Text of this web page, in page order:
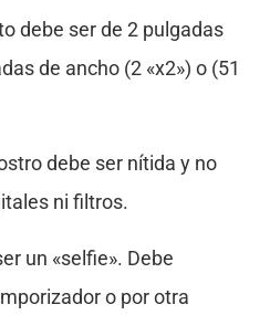
debe ser de 2 pulgadas
de ancho (2 «x2») o (51
debe ser nítida y no
ni filtros.
un «selfie». Debe
o por otra